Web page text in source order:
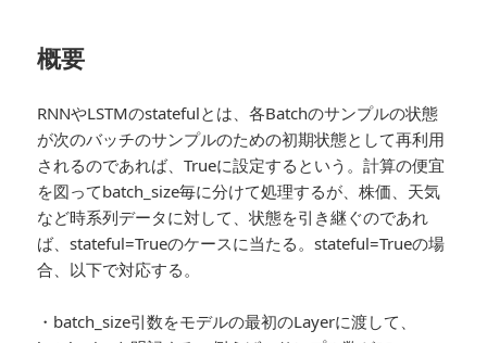
概要
RNNやLSTMのstatefulとは、各Batchのサンプルの状態
が次のバッチのサンプルのための初期状態として再利用
されるのであれば、Trueに設定するという。計算の便宜
を図ってbatch_size毎に分けて処理するが、株価、天気
など時系列データに対して、状態を引き継ぐのであれ
ば、stateful=Trueのケースに当たる。stateful=Trueの場
合、以下で対応する。
・batch_size引数をモデルの最初のLayerに渡して、